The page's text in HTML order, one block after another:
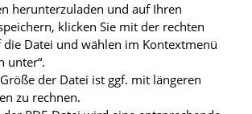
herunterzuladen und auf Ihren
klicken Sie mit der rechten
die Datei und wählen im Kontextmenü
unter“.
der Datei ist ggf. mit längeren
zu rechnen.